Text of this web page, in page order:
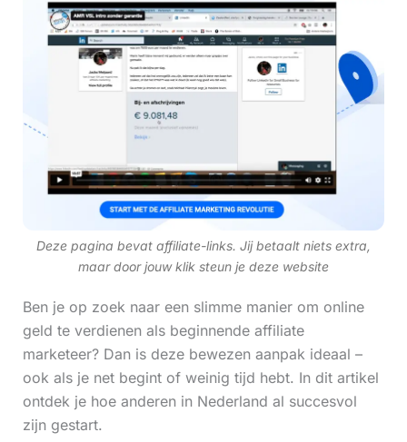
Deze pagina bevat affiliate-links. Jij betaalt niets extra,
maar door jouw klik steun je deze website
Ben je op zoek naar een slimme manier om online
geld te verdienen als beginnende affiliate
marketeer? Dan is deze bewezen aanpak ideaal –
ook als je net begint of weinig tijd hebt. In dit artikel
ontdek je hoe anderen in Nederland al succesvol
zijn gestart.